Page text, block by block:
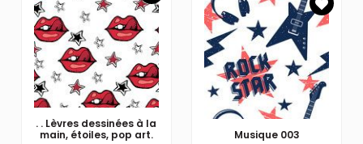
. . Lèvres dessinées à la
main, étoiles, pop art.
Musique 003